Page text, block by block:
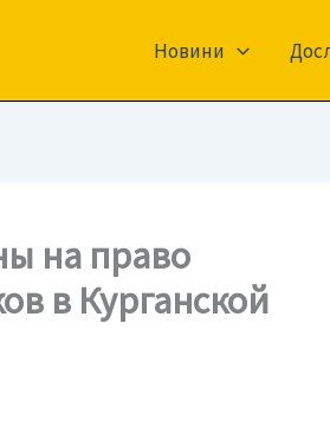
Новини
на право
в Курганской